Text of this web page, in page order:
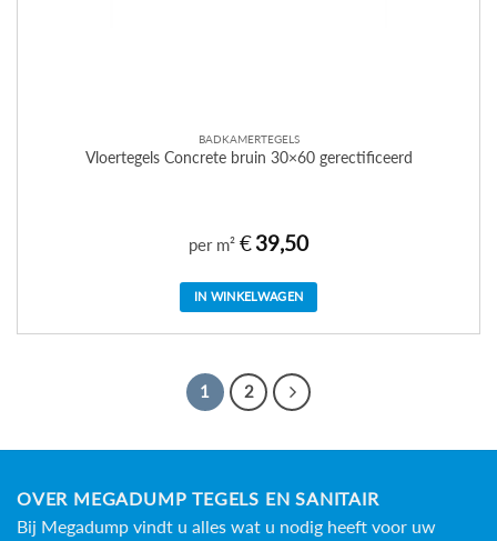
BADKAMERTEGELS
Vloertegels Concrete bruin 30×60 gerectificeerd
per m² €39,50
IN WINKELWAGEN
1 2
OVER MEGADUMP TEGELS EN SANITAIR
Bij Megadump vindt u alles wat u nodig heeft voor uw